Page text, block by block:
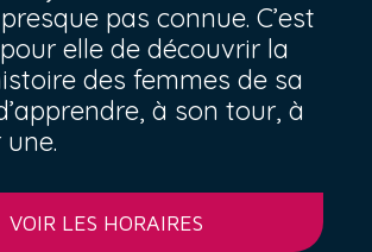
presque pas connue. C’est
elle de découvrir la
des femmes de sa
à son tour, à
VOIR LES HORAIRES